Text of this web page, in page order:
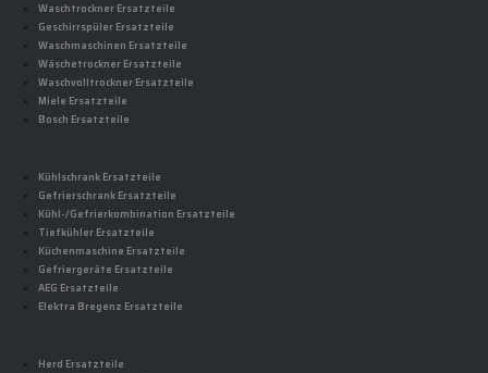
Waschtrockner Ersatzteile
Geschirrspüler Ersatzteile
Waschmaschinen Ersatzteile
Wäschetrockner Ersatzteile
Waschvolltrockner Ersatzteile
Miele Ersatzteile
Bosch Ersatzteile
Kühlschrank Ersatzteile
Gefrierschrank Ersatzteile
Kühl-/Gefrierkombination Ersatzteile
Tiefkühler Ersatzteile
Küchenmaschine Ersatzteile
Gefriergeräte Ersatzteile
AEG Ersatzteile
Elektra Bregenz Ersatzteile
Herd Ersatzteile